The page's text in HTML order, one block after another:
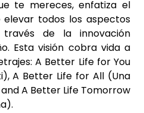
te mereces, enfatiza el
todos los aspectos
de la innovación
Esta visión cobra vida a
A Better Life for You
A Better Life for All (Una
A Better Life Tomorrow